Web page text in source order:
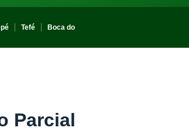
Tefé
Boca do
Parcial